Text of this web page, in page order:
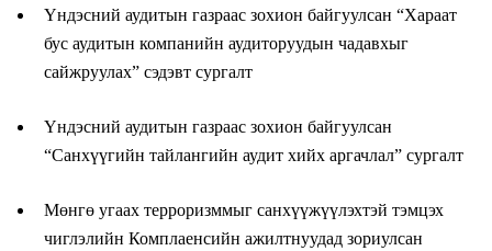
Үндэсний аудитын газраас зохион байгуулсан “Хараат
бус аудитын компанийн аудиторуудын чадавхыг
сайжруулах” сэдэвт сургалт
Үндэсний аудитын газраас зохион байгуулсан
“Санхүүгийн тайлангийн аудит хийх аргачлал” сургалт
Мөнгө угаах терроризммыг санхүүжүүлэхтэй тэмцэх
чиглэлийн Комплаенсийн ажилтнуудад зориулсан